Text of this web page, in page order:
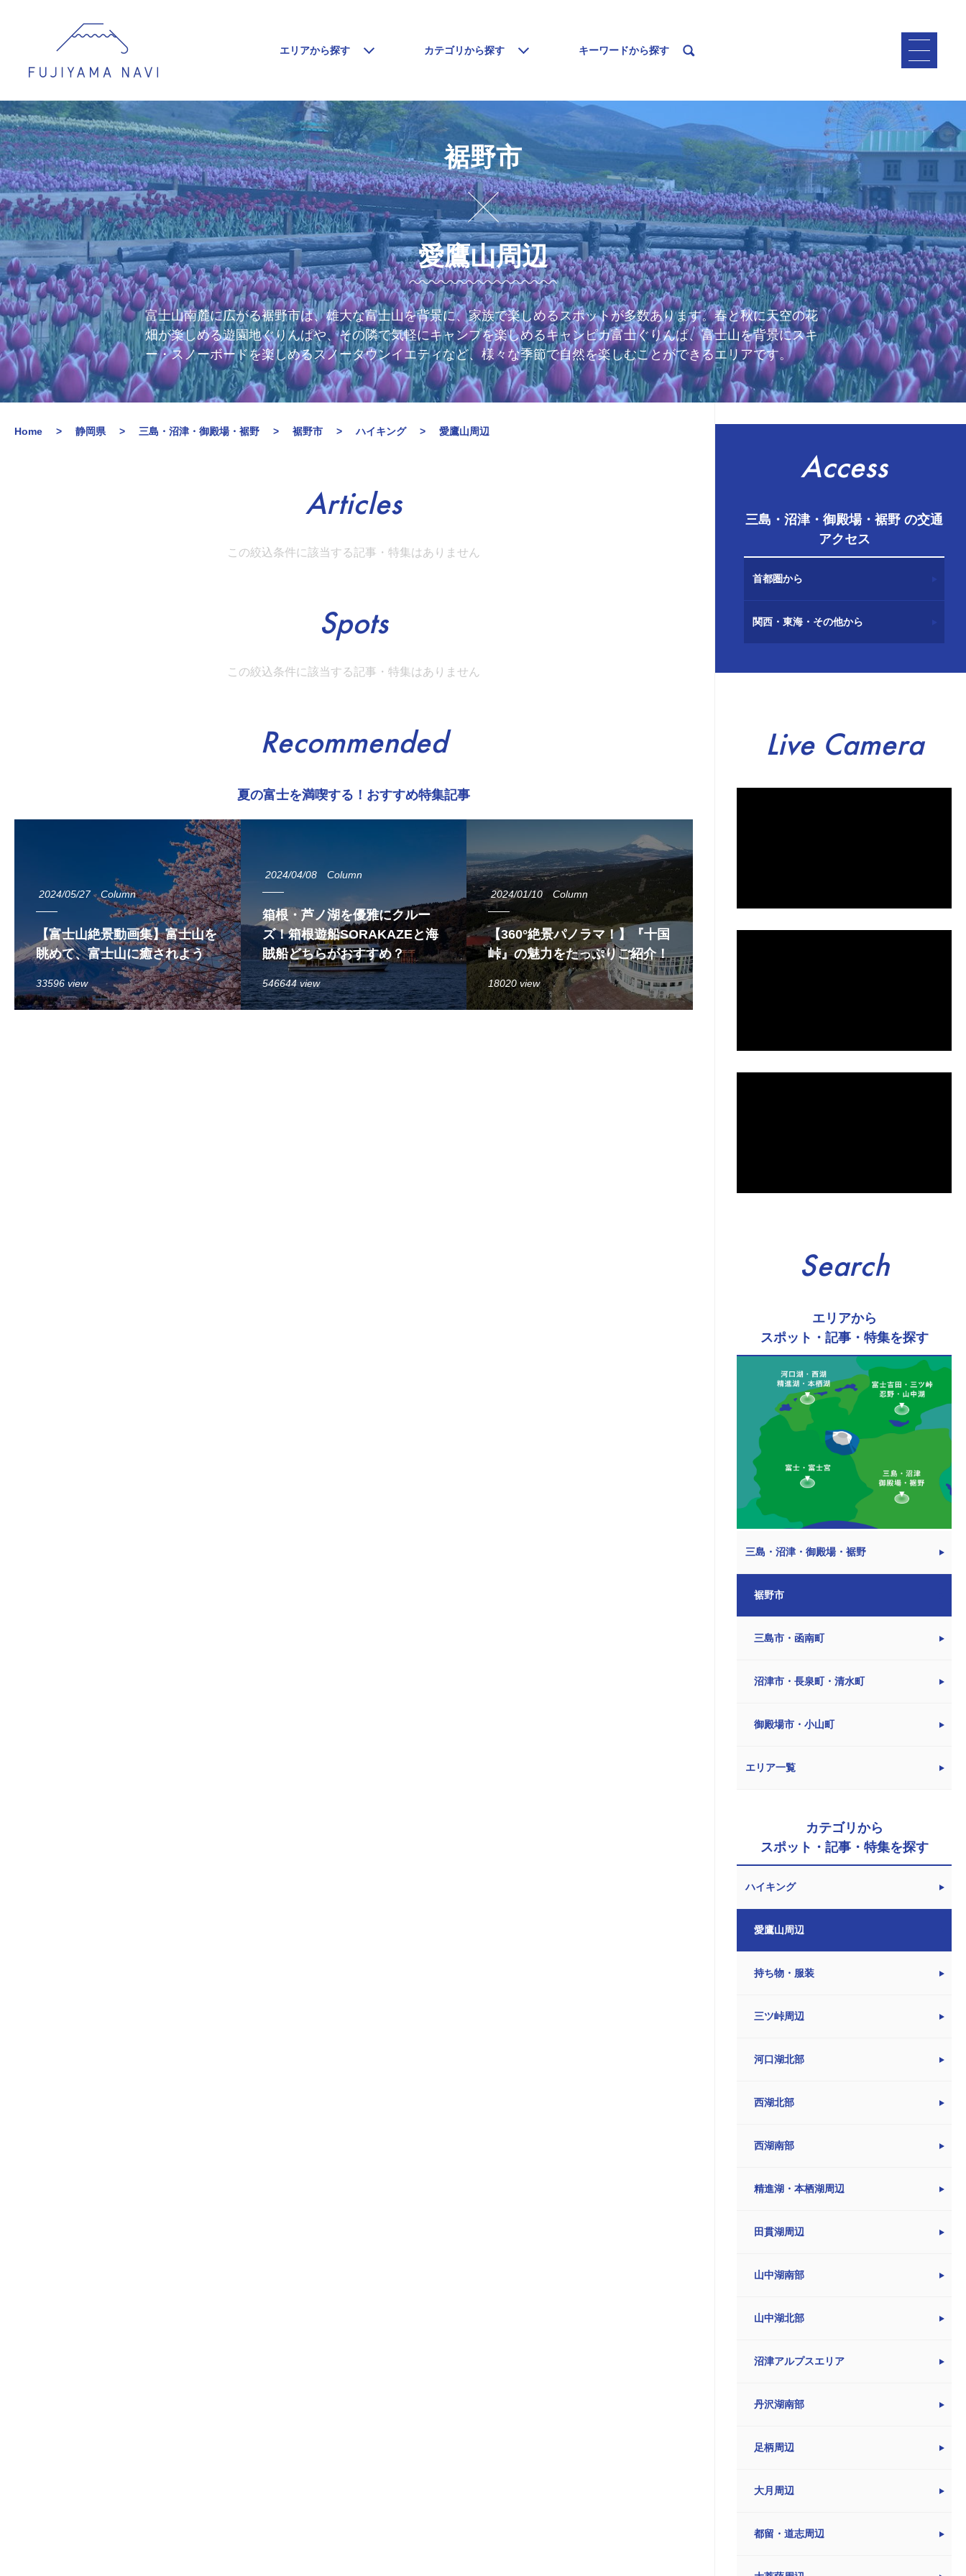
エリアから探す カテゴリから探す キーワードから探す
裾野市
愛鷹山周辺
富士山南麓に広がる裾野市は、雄大な富士山を背景に、家族で楽しめるスポットが多数あります。春と秋に天空の花
畑が楽しめる遊園地ぐりんぱや、その隣で気軽にキャンプを楽しめるキャンピカ富士ぐりんぱ、富士山を背景にスキ
ー・スノーボードを楽しめるスノータウンイエティなど、様々な季節で自然を楽しむことができるエリアです。
Home 静岡県 三島・沼津・御殿場・裾野 裾野市 ハイキング 愛鷹山周辺
Articles
この絞込条件に該当する記事・特集はありません
Spots
この絞込条件に該当する記事・特集はありません
Recommended
夏の富士を満喫する！おすすめ特集記事
2024/05/27 Column
【富士山絶景動画集】富士山を
眺めて、富士山に癒されよう
33596 view
2024/04/08 Column
箱根・芦ノ湖を優雅にクルー
ズ！箱根遊船SORAKAZEと海
賊船どちらがおすすめ？
546644 view
2024/01/10 Column
【360°絶景パノラマ！】『十国
峠』の魅力をたっぷりご紹介！
18020 view
Access
三島・沼津・御殿場・裾野 の交通
アクセス
首都圏から
関西・東海・その他から
Live Camera
Search
エリアから
スポット・記事・特集を探す
三島・沼津・御殿場・裾野
裾野市
三島市・函南町
沼津市・長泉町・清水町
御殿場市・小山町
エリア一覧
カテゴリから
スポット・記事・特集を探す
ハイキング
愛鷹山周辺
持ち物・服装
三ツ峠周辺
河口湖北部
西湖北部
西湖南部
精進湖・本栖湖周辺
田貫湖周辺
山中湖南部
山中湖北部
沼津アルプスエリア
丹沢湖南部
足柄周辺
大月周辺
都留・道志周辺